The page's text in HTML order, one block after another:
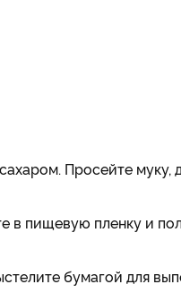
Просейте муку,
в пищевую пленку и
бумагой для